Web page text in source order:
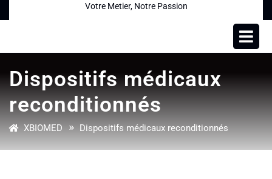
Votre Metier, Notre Passion
Dispositifs médicaux
reconditionnés
XBIOMED» Dispositifs médicaux reconditionnés